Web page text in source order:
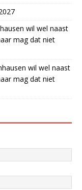
wil wel naast
mag dat niet
wil wel naast
mag dat niet